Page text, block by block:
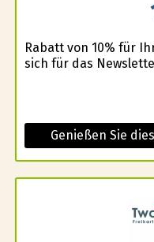
Rabatt von 10% für
sich für das
Genießen Sie